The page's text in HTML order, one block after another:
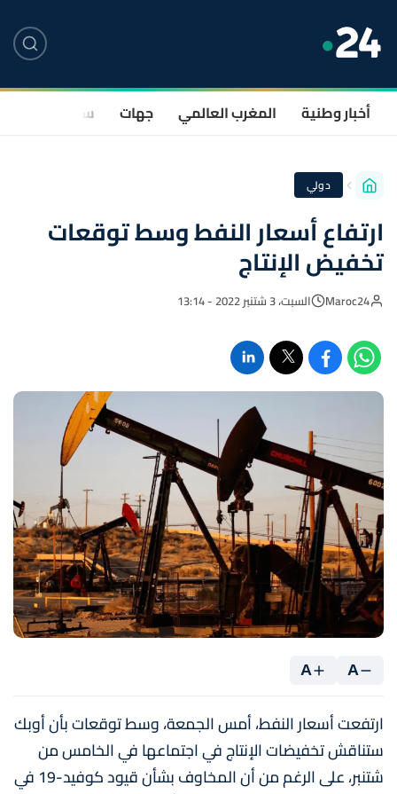
أخبار وطنية المغرب العالمي جهات سياسة
دولي
ارتفاع أسعار النفط وسط توقعات
تخفيض الإنتاج
Maroc24 السبت، 3 شتنبر 2022 - 13:14
A
A
ارتفعت أسعار النفط، أمس الجمعة، وسط توقعات بأن أوبك
ستناقش تخفيضات الإنتاج في اجتماعها في الخامس من
شتنبر، على الرغم من أن المخاوف بشأن قيود كوفيد-19 في